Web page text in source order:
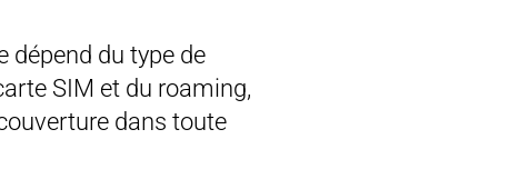
dépend du type de
SIM et du roaming,
dans toute